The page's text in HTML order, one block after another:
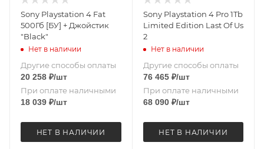
Sony Playstation 4 Fat
500Гб [БУ] + Джойстик
"Black"
Нет в наличии
Другие способы оплаты
20 258 ₽/шт
При оплате наличными
18 039 ₽/шт
НЕТ В НАЛИЧИИ
Sony Playstation 4 Pro 1Tb
Limited Edition Last Of Us
2
Нет в наличии
Другие способы оплаты
76 465₽/шт
При оплате наличными
68 090₽/шт
НЕТ В НАЛИЧИИ